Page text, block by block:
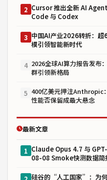
2 Cursor 推出全新 AI
Code 与 Codex
3 中国AI产业2026转折：
模引领智能新时代
4 2026全球AI算力报告发布
群引领新格局
5 400亿美元押注Anthropic
性能否保留成最大悬念
最新文章
1 Claude Opus 4.7 与
08-08 Smoke快测数据简
硅谷的“人工国家”：为